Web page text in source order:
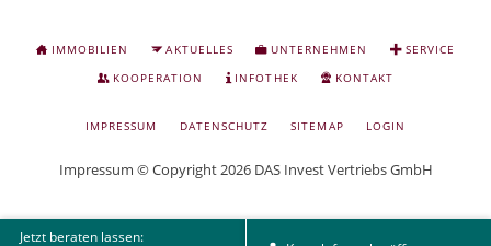
Jetzt beraten lassen:
Anlage
und
NAVIGATION
ÜBERSPRINGEN
IMMOBILIEN AKTUELLES UNTERNEHMEN
SERVICE
KOOPERATION
INFOTHEK KONTAKT
IMPRESSUM DATENSCHUTZ SITEMAP LOGIN
Impressum © Copyright 2026 DAS Invest Vertriebs GmbH